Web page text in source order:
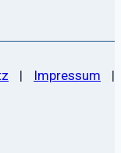
| Impressum
|